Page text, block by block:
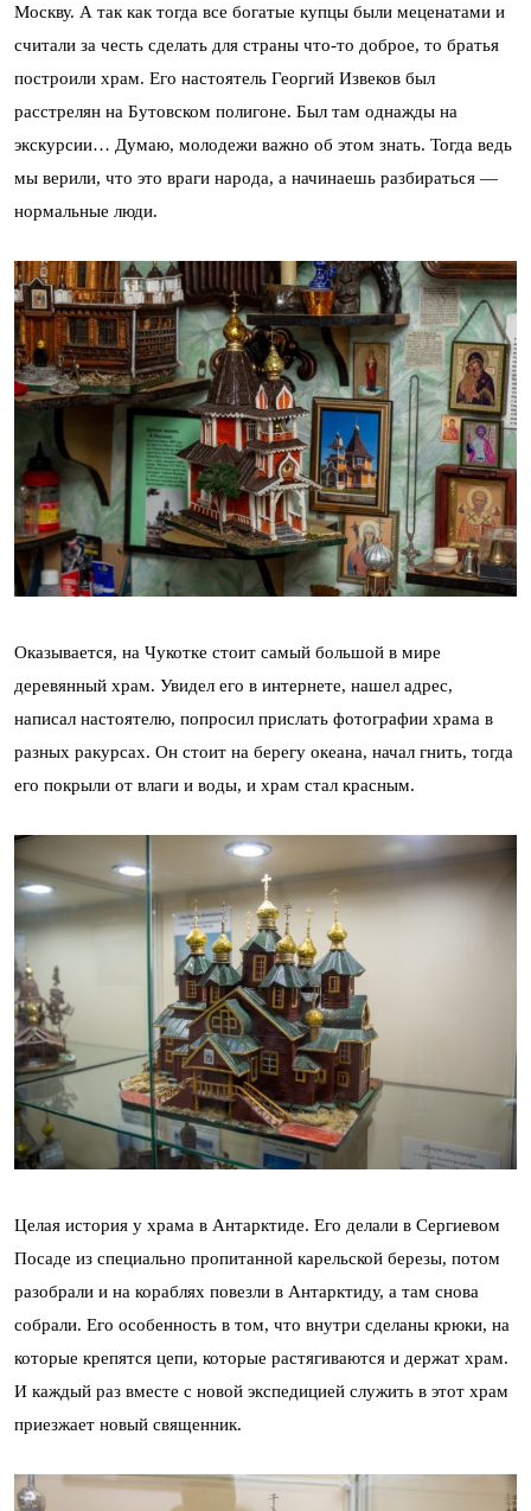
Москву. А так как тогда все богатые купцы были меценатами и
считали за честь сделать для страны что-то доброе, то братья
построили храм. Его настоятель Георгий Извеков был
расстрелян на Бутовском полигоне. Был там однажды на
экскурсии… Думаю, молодежи важно об этом знать. Тогда ведь
мы верили, что это враги народа, а начинаешь разбираться —
нормальные люди.
Оказывается, на Чукотке стоит самый большой в мире
деревянный храм. Увидел его в интернете, нашел адрес,
написал настоятелю, попросил прислать фотографии храма в
разных ракурсах. Он стоит на берегу океана, начал гнить, тогда
его покрыли от влаги и воды, и храм стал красным.
Целая история у храма в Антарктиде. Его делали в Сергиевом
Посаде из специально пропитанной карельской березы, потом
разобрали и на кораблях повезли в Антарктиду, а там снова
собрали. Его особенность в том, что внутри сделаны крюки, на
которые крепятся цепи, которые растягиваются и держат храм.
И каждый раз вместе с новой экспедицией служить в этот храм
приезжает новый священник.